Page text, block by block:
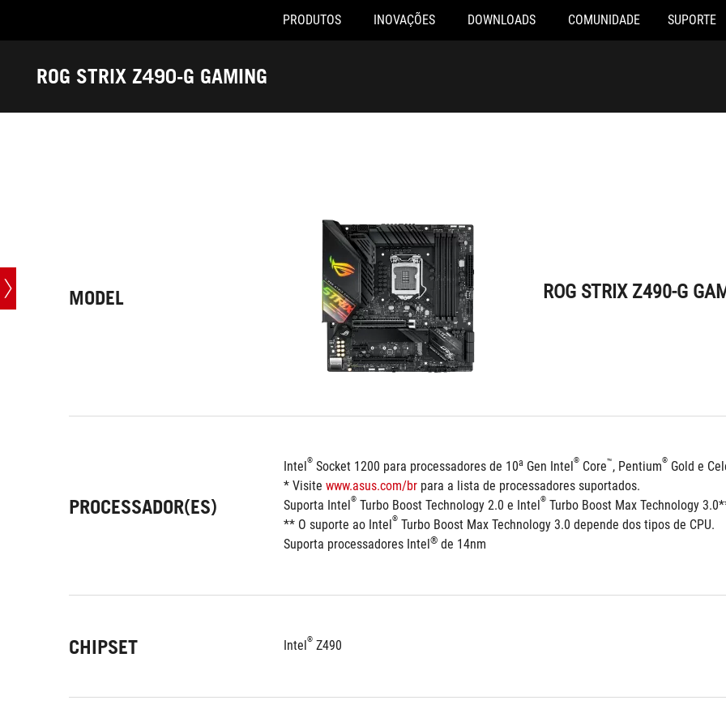
Accessibility links
PRODUTOS INOVAÇÕES DOWNLOADS COMUNIDADE SUPORTE
ROG STRIX Z490-G GAMING
Especificações
MODEL ROG STRIX Z490-G
PROCESSADOR(ES)
Intel® Socket 1200 para processadores de 10a Gen Intel® Core™, Pentium® Gold e
* Visite www.asus.com/br para a lista de processadores suportados.
Suporta Intel® Turbo Boost Technology 2.0 e Intel® Turbo Boost Max Technology
** O suporte ao Intel® Turbo Boost Max Technology 3.0 depende dos tipos de CPU.
Suporta processadores Intel® de 14nm
CHIPSET Intel® Z490
ROG STRIX Z490-G GAMING